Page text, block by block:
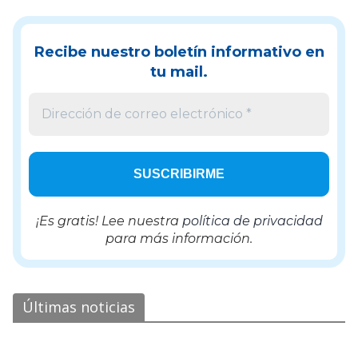
Recibe nuestro boletín informativo en
tu mail.
¡Es gratis! Lee nuestra política de privacidad
para más información.
Últimas noticias